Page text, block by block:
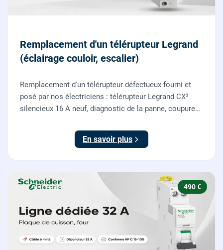
Remplacement d'un télérupteur Legrand
(éclairage couloir, escalier)
Remplacement d'un télérupteur défectueux fourni et
posé par nos électriciens : télérupteur Legrand CX³
silencieux 16 A neuf, diagnostic de la panne, coupure
boutons poussoirs.
En savoir plus
490 €